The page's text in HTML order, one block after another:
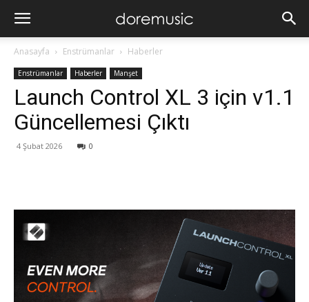
Anasayfa Enstrümanlar Haberler
Enstrümanlar Haberler Manşet
Launch Control XL 3 için v1.1
Güncellemesi Çıktı
4 Şubat 2026 0